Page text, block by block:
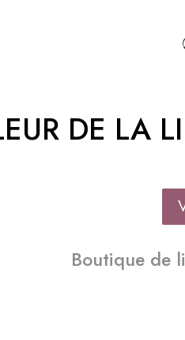
DE LA
Boutique de